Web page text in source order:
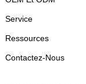
Service
Ressources
Contactez-Nous